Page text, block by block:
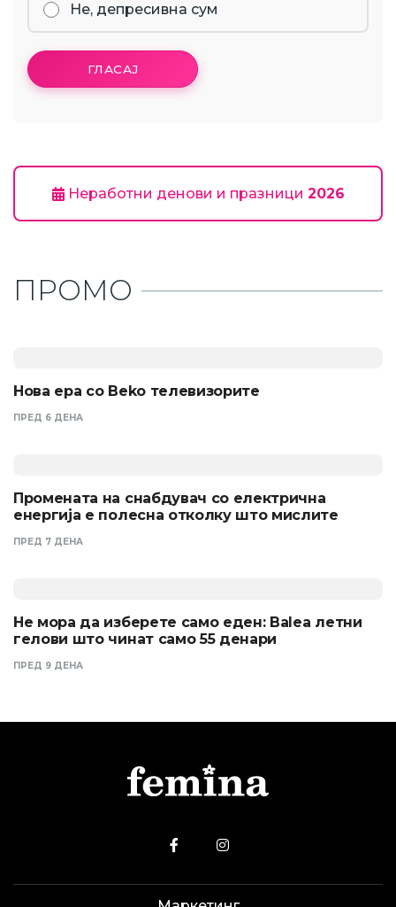
Не, депресивна сум
ГЛАСАЈ
Неработни денови и празници 2026
ПРОМО
Нова ера со Beko телевизорите
ПРЕД 6 ДЕНА
Промената на снабдувач со електрична
енергија е полесна отколку што мислите
ПРЕД 7 ДЕНА
Не мора да изберете само еден: Balea летни
гелови што чинат само 55 денари
ПРЕД 9 ДЕНА